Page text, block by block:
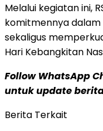
Melalui kegiatan ini,
komitmennya dalam
sekaligus
Hari Kebangkitan
Follow WhatsApp
untuk update
Berita Terkait